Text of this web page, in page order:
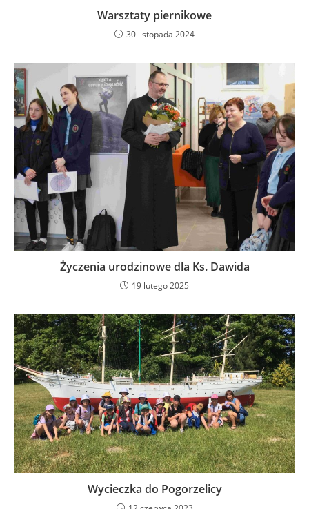
Warsztaty piernikowe
30 listopada 2024
Życzenia urodzinowe dla Ks. Dawida
19 lutego 2025
Wycieczka do Pogorzelicy